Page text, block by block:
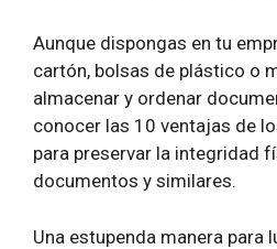
Aunque dispongas en tu
cartón, bolsas de plástico o
almacenar y ordenar
conocer las 10 ventajas de
para preservar la integridad
documentos y similares.
Una estupenda manera para